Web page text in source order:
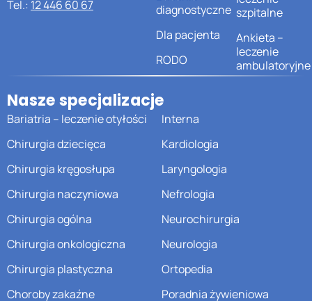
Tel.: 12 446 60 67
diagnostyczne
Dla pacjenta
RODO
szpitalne
Ankieta –
leczenie
ambulatoryjne
Nasze specjalizacje
Bariatria – leczenie otyłości
Chirurgia dziecięca
Chirurgia kręgosłupa
Chirurgia naczyniowa
Chirurgia ogólna
Chirurgia onkologiczna
Chirurgia plastyczna
Choroby zakaźne
Interna
Kardiologia
Laryngologia
Nefrologia
Neurochirurgia
Neurologia
Ortopedia
Poradnia żywieniowa